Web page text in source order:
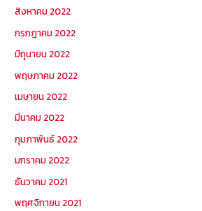
สิงหาคม 2022
กรกฎาคม 2022
มิถุนายน 2022
พฤษภาคม 2022
เมษายน 2022
มีนาคม 2022
กุมภาพันธ์ 2022
มกราคม 2022
ธันวาคม 2021
พฤศจิกายน 2021